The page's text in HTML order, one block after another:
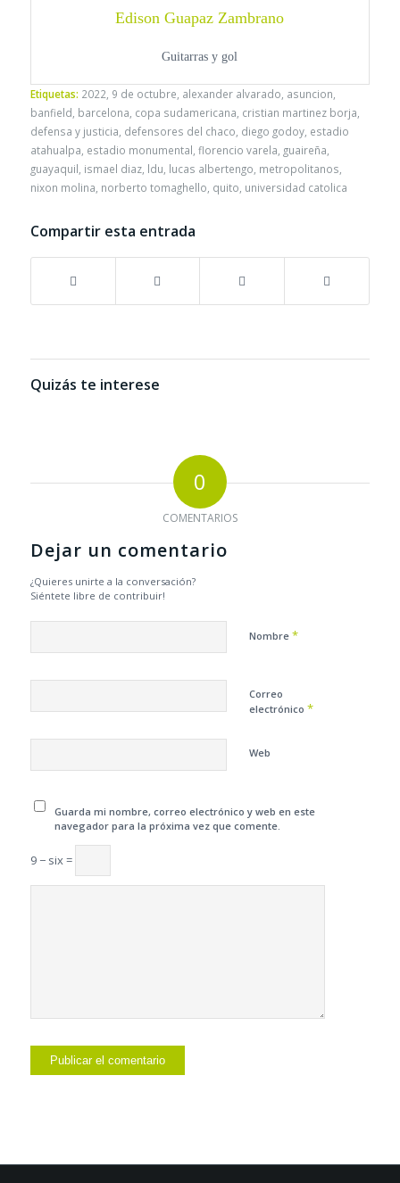
Edison Guapaz Zambrano
Guitarras y gol
Etiquetas: 2022 9 de octubre alexander alvarado asuncion
banfield barcelona copa sudamericana cristian martinez borja
defensa y justicia defensores del chaco diego godoy, estadio
atahualpa estadio monumental florencio varela guaireña
guayaquil ismael diaz, ldu lucas albertengo metropolitanos
nixon molina norberto tomaghello quito universidad catolica
Compartir esta entrada
Quizás te interese
0
COMENTARIOS
Dejar un comentario
¿Quieres unirte a la conversación?
Siéntete libre de contribuir!
Nombre *
Correo
electrónico *
Web
Guarda mi nombre, correo electrónico y web en este
navegador para la próxima vez que comente.
9 − six =